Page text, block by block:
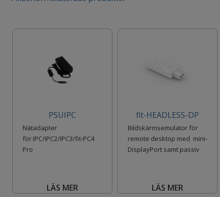
PSUIPC
Nätadapter
för IPC/IPC2/IPC3/fit-PC4
Pro
LÄS MER
fit-HEADLESS-DP
Bildskärmsemulator för
remote desktop med mini-
DisplayPort samt passiv
LÄS MER